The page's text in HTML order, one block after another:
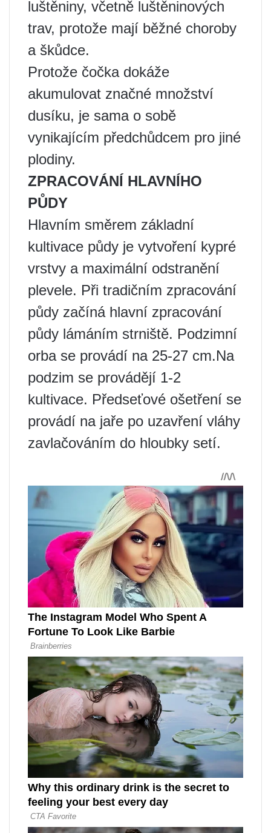
luštěniny, včetně luštěninových
trav, protože mají běžné choroby
a škůdce.
Protože čočka dokáže
akumulovat značné množství
dusíku, je sama o sobě
vynikajícím předchůdcem pro jiné
plodiny.
ZPRACOVÁNÍ HLAVNÍHO
PŮDY
Hlavním směrem základní
kultivace půdy je vytvoření kypré
vrstvy a maximální odstranění
plevele. Při tradičním zpracování
půdy začíná hlavní zpracování
půdy lámáním strniště. Podzimní
orba se provádí na 25-27 cm.Na
podzim se provádějí 1-2
kultivace. Předseťové ošetření se
provádí na jaře po uzavření vláhy
zavlačováním do hloubky setí.